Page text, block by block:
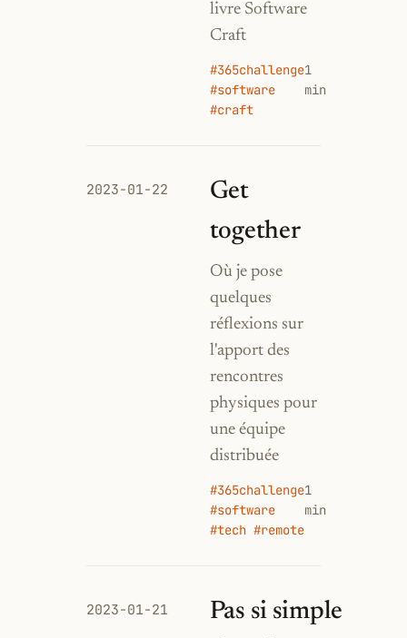
livre Software
Craft
#365challenge
#software
#craft
1
min
2023-01-22
Get
together
Où je pose
quelques
réflexions sur
l'apport des
rencontres
physiques pour
une équipe
distribuée
#365challenge
#software
#tech #remote
1
min
2023-01-21
Pas si simple